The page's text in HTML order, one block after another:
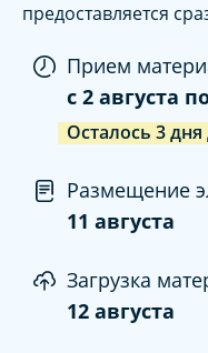
предоставляется
Прием
c 2 августа
Осталось 3дня
Размещение
11 августа
Загрузка
12 августа